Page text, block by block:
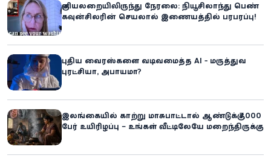
குளியலறையிலிருந்து நேரலை: நியூசிலாந்து பெண்
கவுன்சிலரின் செயலால் இணையத்தில் பரபரப்பு!
புதிய வைரஸ்களை வடிவமைத்த AI - மருத்துவ
புரட்சியா, அபாயமா?
இலங்கையில் காற்று மாசுபாட்டால் ஆண்டுக்கு 7,000
பேர் உயிரிழப்பு – உங்கள் வீட்டிலேயே மறைந்திருக்கும்